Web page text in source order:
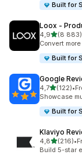
Built for
Loox ‑
4,9z 5 hvězd
(8 883)
Celkový
Convert
Built for
Google
4,7z 5 hvězd
(122)
Celkový •
Showcase
Built for
Klaviyo
4,8z 5 hvězd
(216)
Celkový •
Build 5-star